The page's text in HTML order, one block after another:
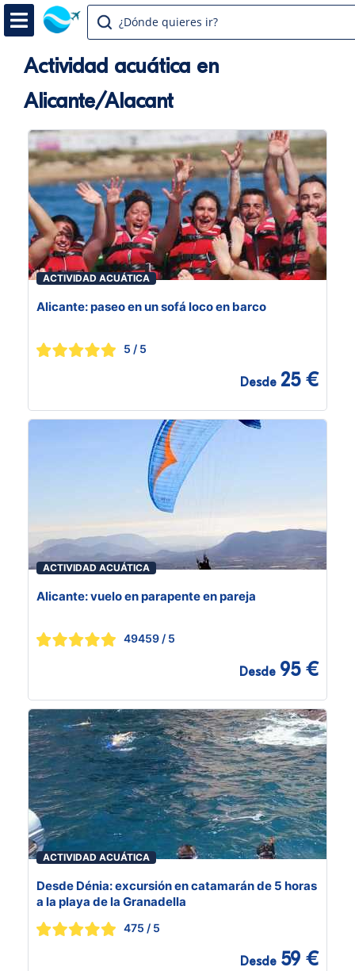
¿Dónde quieres ir?
Actividad acuática en
Alicante/Alacant
ACTIVIDAD ACUÁTICA
Alicante: paseo en un sofá loco en barco
5 / 5
Desde 25 €
ACTIVIDAD ACUÁTICA
Alicante: vuelo en parapente en pareja
49459 / 5
Desde 95 €
ACTIVIDAD ACUÁTICA
Desde Dénia: excursión en catamarán de 5 horas
a la playa de la Granadella
475 / 5
Desde 59 €